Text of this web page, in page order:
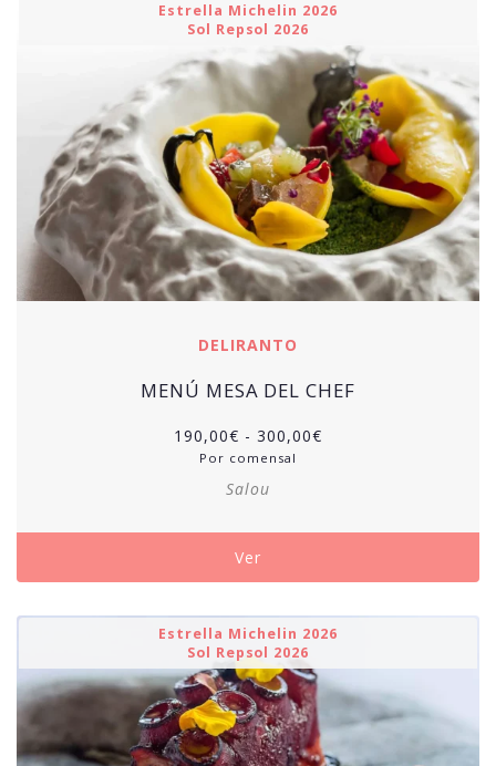
Estrella Michelin 2026
Sol Repsol 2026
DELIRANTO
MENÚ MESA DEL CHEF
190,00€ - 300,00€Rango
hasta
Por comensal
Salou
Ver
Estrella Michelin 2026
Sol Repsol 2026